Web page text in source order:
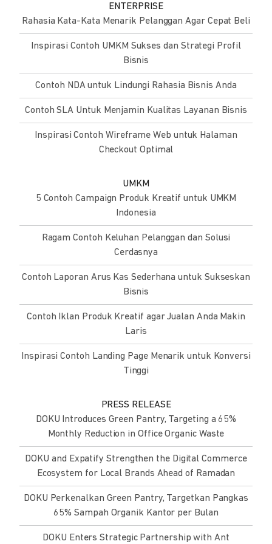
ENTERPRISE
Rahasia Kata-Kata Menarik Pelanggan Agar Cepat Beli
Inspirasi Contoh UMKM Sukses dan Strategi Profil
Bisnis
Contoh NDA untuk Lindungi Rahasia Bisnis Anda
Contoh SLA Untuk Menjamin Kualitas Layanan Bisnis
Inspirasi Contoh Wireframe Web untuk Halaman
Checkout Optimal
UMKM
5 Contoh Campaign Produk Kreatif untuk UMKM
Indonesia
Ragam Contoh Keluhan Pelanggan dan Solusi
Cerdasnya
Contoh Laporan Arus Kas Sederhana untuk Sukseskan
Bisnis
Contoh Iklan Produk Kreatif agar Jualan Anda Makin
Laris
Inspirasi Contoh Landing Page Menarik untuk Konversi
Tinggi
PRESS RELEASE
DOKU Introduces Green Pantry, Targeting a 65%
Monthly Reduction in Office Organic Waste
DOKU and Expatify Strengthen the Digital Commerce
Ecosystem for Local Brands Ahead of Ramadan
DOKU Perkenalkan Green Pantry, Targetkan Pangkas
65% Sampah Organik Kantor per Bulan
DOKU Enters Strategic Partnership with Ant